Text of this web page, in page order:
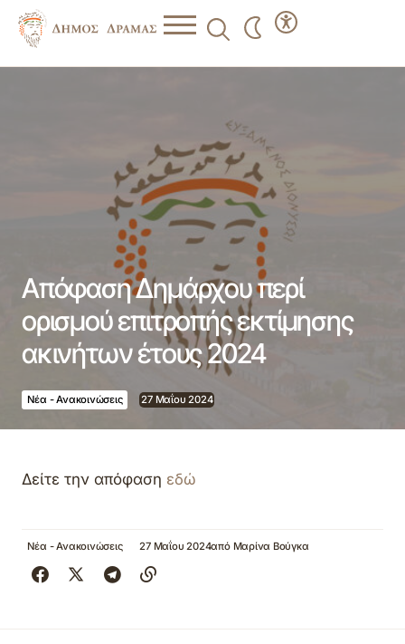
Απόφαση Δημάρχου περί
ορισμού επιτροπής εκτίμησης
ακινήτων έτους 2024
Νέα - Ανακοινώσεις 27 Μαΐου 2024
Δείτε την απόφαση εδώ
Νέα - Ανακοινώσεις 27 Μαΐου 2024από Μαρίνα Βούγκα